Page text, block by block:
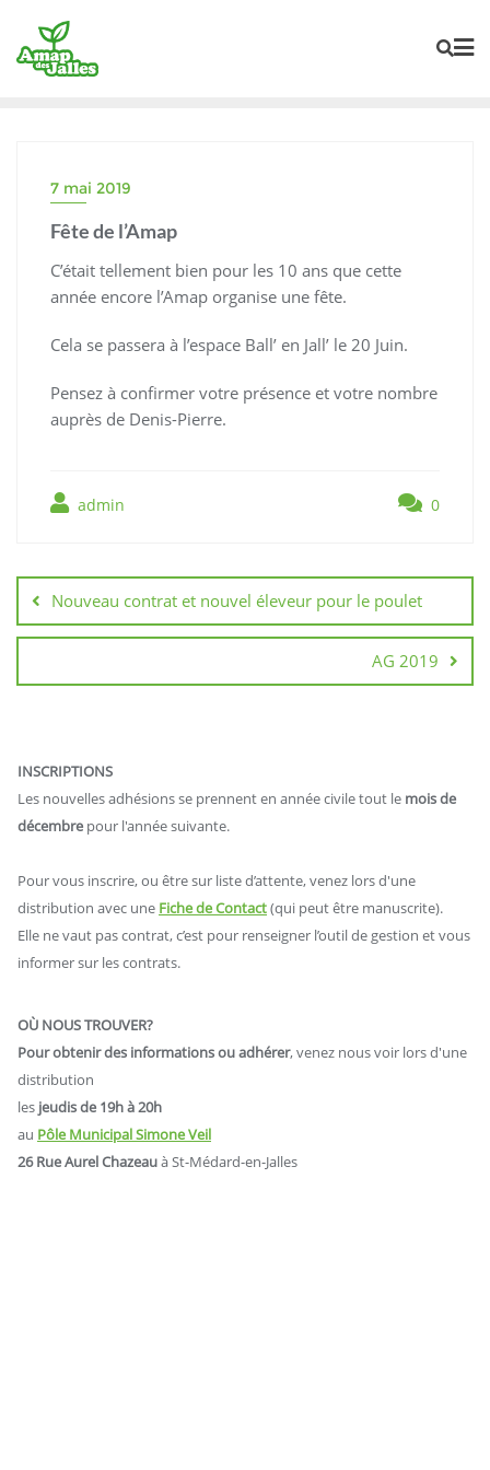
content
7 mai 2019
Fête de l’Amap
C’était tellement bien pour les 10 ans que cette
année encore l’Amap organise une fête.
Cela se passera à l’espace Ball’ en Jall’ le 20 Juin.
Pensez à confirmer votre présence et votre nombre
auprès de Denis-Pierre.
admin 0
de
l’article
Nouveau contrat et nouvel éleveur pour le poulet
AG 2019
INSCRIPTIONS
Les nouvelles adhésions se prennent en année civile tout le mois de
décembre pour l'année suivante.
Pour vous inscrire, ou être sur liste d’attente, venez lors d'une
distribution avec une Fiche de Contact(qui peut être manuscrite).
Elle ne vaut pas contrat, c’est pour renseigner l’outil de gestion et vous
informer sur les contrats.
OÙ NOUS TROUVER?
Pour obtenir des informations ouadhérer, venez nous voir lors d'une
distribution
les jeudis de 19h à 20h
au Pôle Municipal Simone Veil
26 Rue Aurel Chazeauà St-Médard-en-Jalles